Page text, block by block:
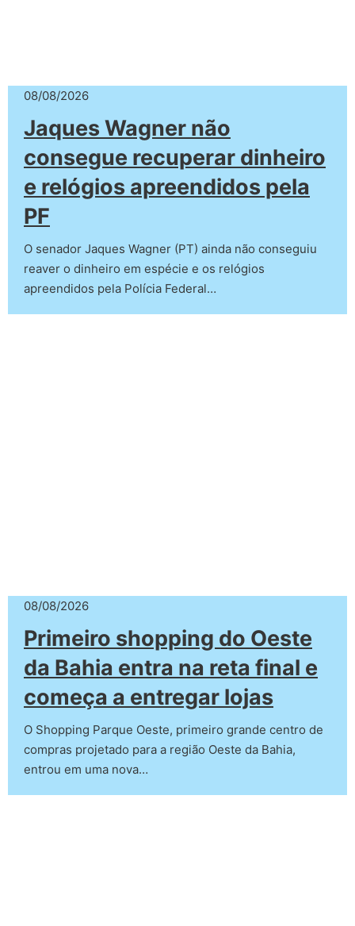
08/08/2026
Jaques Wagner não
consegue recuperar dinheiro
e relógios apreendidos pela
PF
O senador Jaques Wagner (PT) ainda não conseguiu
reaver o dinheiro em espécie e os relógios
apreendidos pela Polícia Federal…
08/08/2026
Primeiro shopping do Oeste
da Bahia entra na reta final e
começa a entregar lojas
O Shopping Parque Oeste, primeiro grande centro de
compras projetado para a região Oeste da Bahia,
entrou em uma nova…